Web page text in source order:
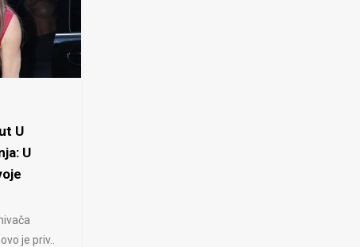
U
U
je priv..